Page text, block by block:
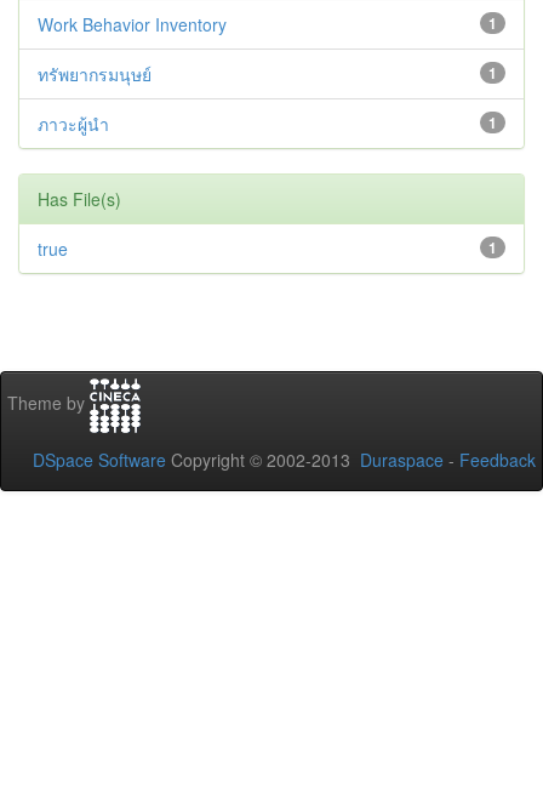
1
Work Behavior Inventory
1
ทรัพยากรมนุษย์
1
ภาวะผู้นำ
Has File(s)
1
true
Theme by
DSpace Software Copyright © 2002-2013 Duraspace - Feedback